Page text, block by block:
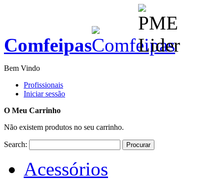
Comfeipas
Bem Vindo
Profissionais
Iniciar sessão
O Meu Carrinho
Não existem produtos no seu carrinho.
Search: Procurar
Acessórios